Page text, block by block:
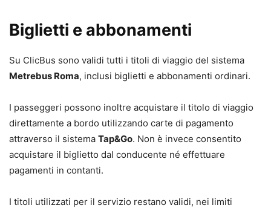
Biglietti e abbonamenti
Su ClicBus sono validi tutti i titoli di viaggio del sistema
Metrebus Roma, inclusi biglietti e abbonamenti ordinari.
I passeggeri possono inoltre acquistare il titolo di viaggio
direttamente a bordo utilizzando carte di pagamento
attraverso il sistema Tap&Go. Non è invece consentito
acquistare il biglietto dal conducente né effettuare
pagamenti in contanti.
I titoli utilizzati per il servizio restano validi, nei limiti